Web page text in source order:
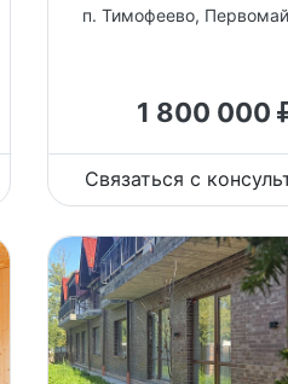
п. Тимофеево,
1 800 000
Связаться с